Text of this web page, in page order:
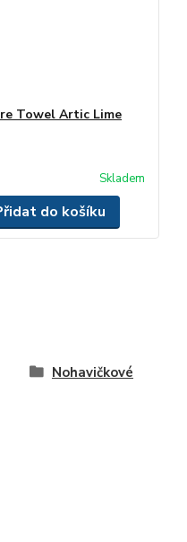
Towel Artic Lime
Skladem
do košíku
Nohavičkové